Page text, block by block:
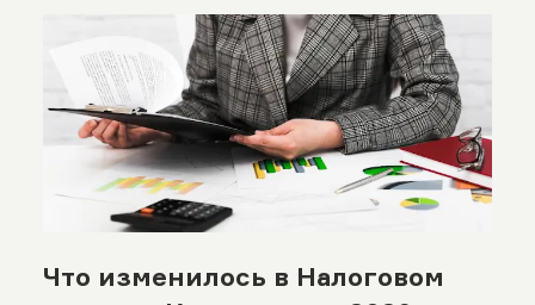
Что изменилось в Налоговом